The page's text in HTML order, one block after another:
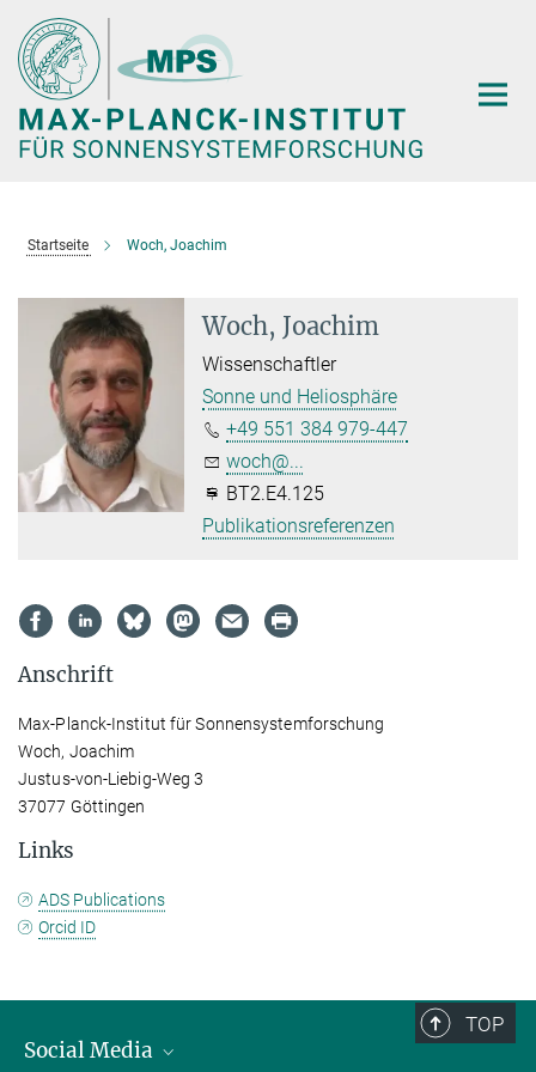
Hauptinhalt
Startseite Woch, Joachim
Woch, Joachim
Wissenschaftler
Sonne und Heliosphäre
+49 551 384 979-447
woch@...
BT2.E4.125
Publikationsreferenzen
Anschrift
Max-Planck-Institut für Sonnensystemforschung
Woch, Joachim
Justus-von-Liebig-Weg 3
37077 Göttingen
Links
ADS Publications
Orcid ID
TOP
Social Media